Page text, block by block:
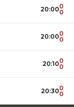
20:000
0
20:000
0
20:100
0
20:300
0